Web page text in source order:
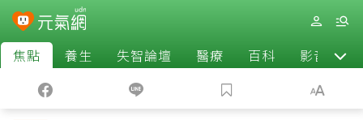
焦點 養生 失智論壇 醫療 百科 影音